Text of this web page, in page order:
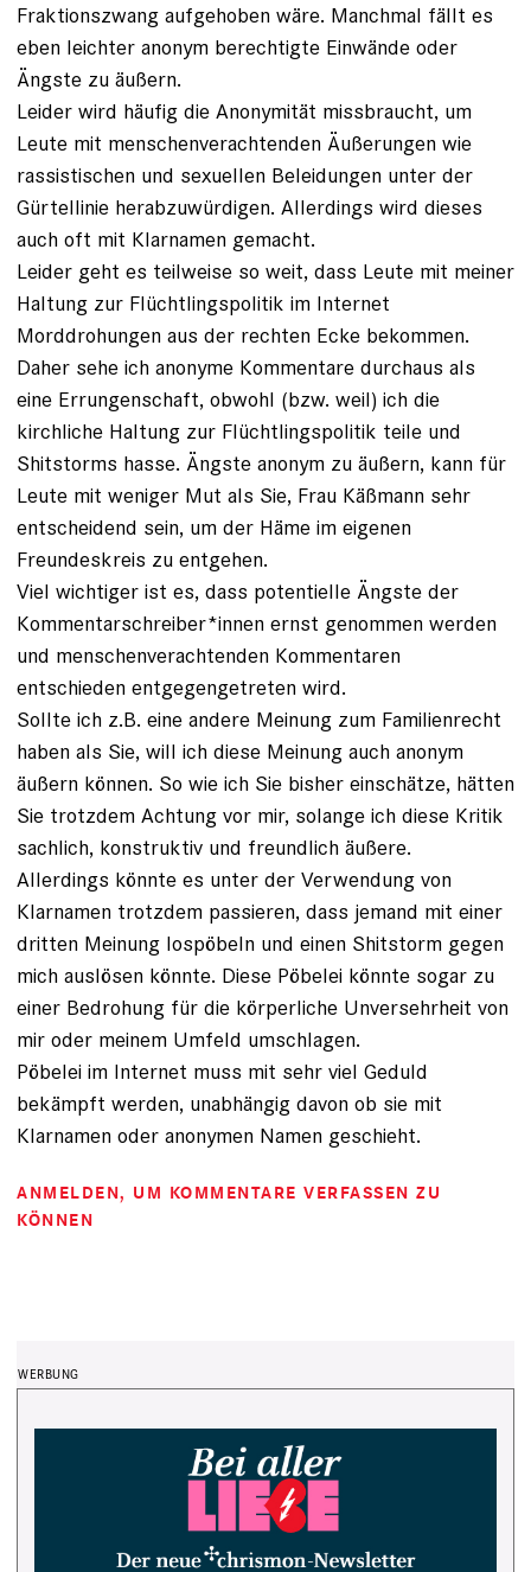
Fraktionszwang aufgehoben wäre. Manchmal fällt es
eben leichter anonym berechtigte Einwände oder
Ängste zu äußern.
Leider wird häufig die Anonymität missbraucht, um
Leute mit menschenverachtenden Äußerungen wie
rassistischen und sexuellen Beleidungen unter der
Gürtellinie herabzuwürdigen. Allerdings wird dieses
auch oft mit Klarnamen gemacht.
Leider geht es teilweise so weit, dass Leute mit meiner
Haltung zur Flüchtlingspolitik im Internet
Morddrohungen aus der rechten Ecke bekommen.
Daher sehe ich anonyme Kommentare durchaus als
eine Errungenschaft, obwohl (bzw. weil) ich die
kirchliche Haltung zur Flüchtlingspolitik teile und
Shitstorms hasse. Ängste anonym zu äußern, kann für
Leute mit weniger Mut als Sie, Frau Käßmann sehr
entscheidend sein, um der Häme im eigenen
Freundeskreis zu entgehen.
Viel wichtiger ist es, dass potentielle Ängste der
Kommentarschreiber*innen ernst genommen werden
und menschenverachtenden Kommentaren
entschieden entgegengetreten wird.
Sollte ich z.B. eine andere Meinung zum Familienrecht
haben als Sie, will ich diese Meinung auch anonym
äußern können. So wie ich Sie bisher einschätze, hätten
Sie trotzdem Achtung vor mir, solange ich diese Kritik
sachlich, konstruktiv und freundlich äußere.
Allerdings könnte es unter der Verwendung von
Klarnamen trotzdem passieren, dass jemand mit einer
dritten Meinung lospöbeln und einen Shitstorm gegen
mich auslösen könnte. Diese Pöbelei könnte sogar zu
einer Bedrohung für die körperliche Unversehrheit von
mir oder meinem Umfeld umschlagen.
Pöbelei im Internet muss mit sehr viel Geduld
bekämpft werden, unabhängig davon ob sie mit
Klarnamen oder anonymen Namen geschieht.
ANMELDEN, UM KOMMENTARE VERFASSEN ZU
KÖNNEN